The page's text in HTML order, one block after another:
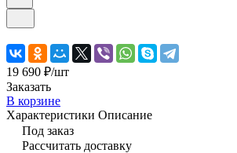
19 690 ₽/шт
Заказать
В корзине
Характеристики Описание
Под заказ
Рассчитать доставку